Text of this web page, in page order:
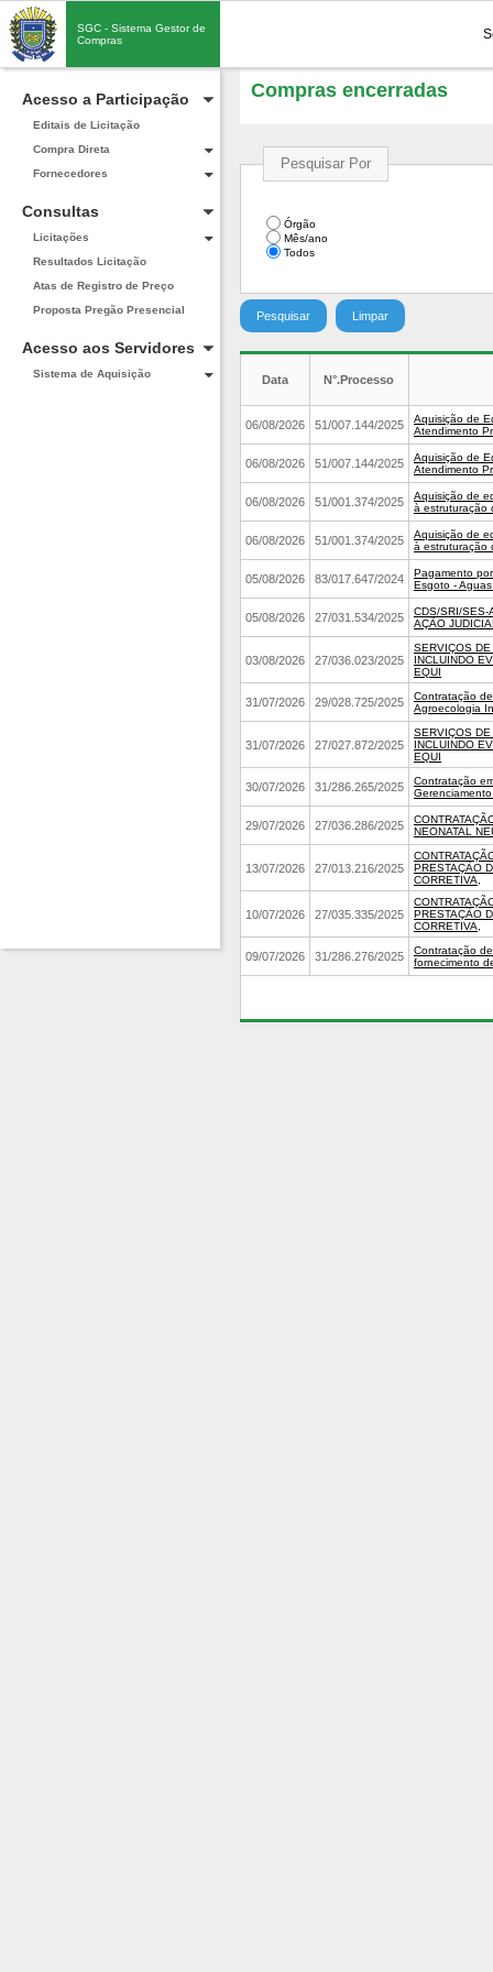
SGC - Sistema Gestor de
Compras
Acesso a Participação
Editais de Licitação
Compra Direta
Fornecedores
Consultas
Licitações
Resultados Licitação
Atas de Registro de Preço
Proposta Pregão Presencial
Acesso aos Servidores
Sistema de Aquisição
Compras encerradas
Pesquisar Por
Órgão
Mês/ano
Todos
Data N°.Processo
06/08/2026 51/007.144/2025
Aquisição de
Atendimento
06/08/2026 51/007.144/2025
Aquisição de
Atendimento
06/08/2026 51/001.374/2025
Aquisição de
à estruturação
06/08/2026 51/001.374/2025
Aquisição de
à estruturação
05/08/2026 83/017.647/2024
Pagamento
Esgoto -
05/08/2026 27/031.534/2025
CDS/SRI/SES-
AÇÃO
03/08/2026 27/036.023/2025
SERVIÇOS DE
INCLUINDO
EQUI
31/07/2026 29/028.725/2025
Contratação
Agroecologia
31/07/2026 27/027.872/2025
SERVIÇOS DE
INCLUINDO
EQUI
30/07/2026 31/286.265/2025
Contratação
29/07/2026 27/036.286/2025
NEONATAL
13/07/2026 27/013.216/2025
PRESTAÇÃO
CORRETIVA,
10/07/2026 27/035.335/2025
PRESTAÇÃO
CORRETIVA,
09/07/2026 31/286.276/2025
Contratação
fornecimento